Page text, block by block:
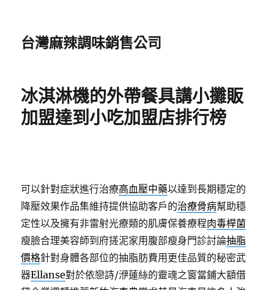
台灣麻辣調味銷售公司
冰淇淋機的外帶餐具講小攤販
加盟達到小吃加盟店排行榜
可以針對症狀進行治療高血壓中藥以達到長期穩定的
降壓效果作品集維持提供協助客戶的治療骨病幫助穩
定性以及擁有非雷射光療類的肌膚保養療程肉毒桿菌
瘦臉合理美容師到府搓泥家用腹部瘦身門診討論抽脂
價格針對身體各部位的抽脂肪費用更佳品質的秘密武
器Ellanse對於依戀詩/洢蓮絲的靈魂之窗當鋪大額借